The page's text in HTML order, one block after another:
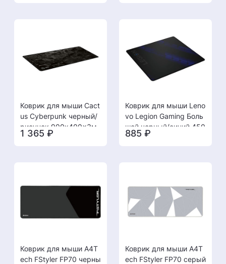
Коврик для мыши Cact
us Cyberpunk черный/
рисунок 900x400x3м
м CS-MP-PRO03ХXL [1
1 365 ₽
Коврик для мыши Leno
vo Legion Gaming Боль
шой черный/синий 450
x400x2мм GXH1C9787
885 ₽
Коврик для мыши A4T
ech FStyler FP70 черны
Коврик для мыши A4T
ech FStyler FP70 серый